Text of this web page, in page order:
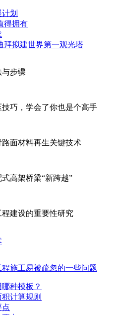
划
得拥有
拜拟建世界第一观光塔
步骤
巧，学会了你也是个高手
面材料再生关键技术
高架桥梁“新跨越”
建设的重要性研究
施工易被疏忽的一些问题
种模板？
计算规则
点